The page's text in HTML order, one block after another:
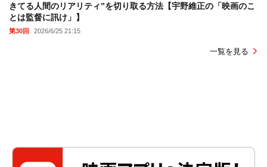
きてる人間のリアリティ”を切り取る方法【宇野維正の「映画のこ
とは監督に訊け」】
第30回 2026/6/25 21:15
一覧を見る